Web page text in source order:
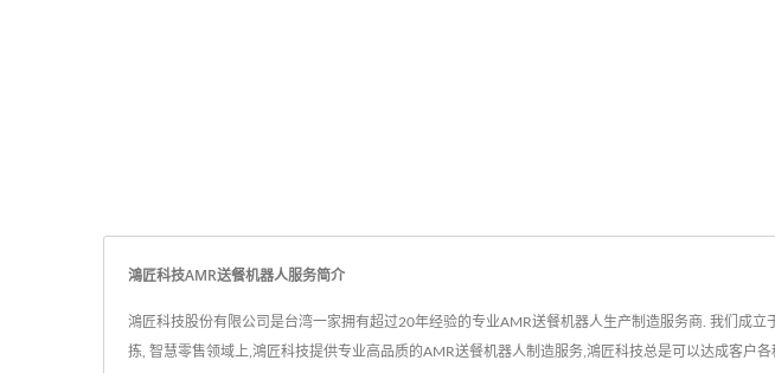
鴻匠科技AMR送餐机器人服务简介
鴻匠科技股份有限公司是台湾一家拥有超过20年经验的专业AMR送餐机器人生产制造服务商. 我们成
拣, 智慧零售领域上,鴻匠科技提供专业高品质的AMR送餐机器人制造服务,鴻匠科技总是可以达成客户